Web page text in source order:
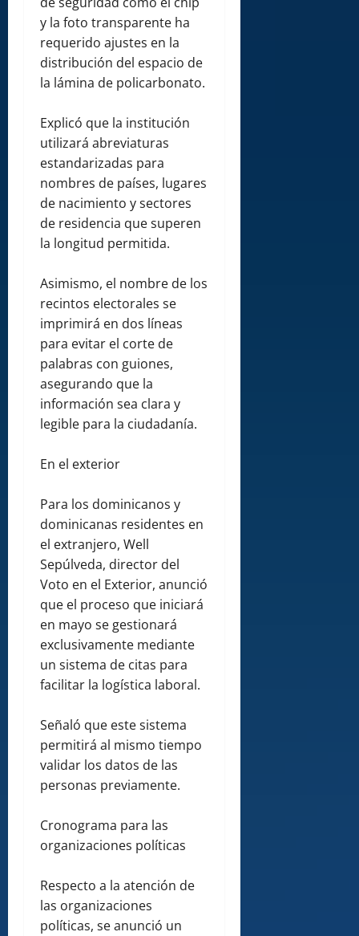
y la foto transparente ha
requerido ajustes en la
distribución del espacio de
la lámina de policarbonato.
Explicó que la institución
utilizará abreviaturas
estandarizadas para
nombres de países, lugares
de nacimiento y sectores
de residencia que superen
la longitud permitida.
Asimismo, el nombre de los
recintos electorales se
imprimirá en dos líneas
para evitar el corte de
palabras con guiones,
asegurando que la
información sea clara y
legible para la ciudadanía.
En el exterior
Para los dominicanos y
dominicanas residentes en
el extranjero, Well
Sepúlveda, director del
Voto en el Exterior, anunció
que el proceso que iniciará
en mayo se gestionará
exclusivamente mediante
un sistema de citas para
facilitar la logística laboral.
Señaló que este sistema
permitirá al mismo tiempo
validar los datos de las
personas previamente.
Cronograma para las
organizaciones políticas
Respecto a la atención de
las organizaciones
políticas, se anunció un